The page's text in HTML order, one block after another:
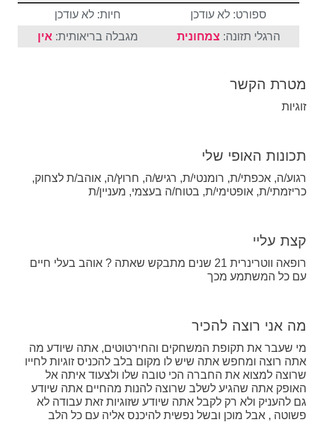
ספורט: לא עודכן
חיות: לא עודכן
הרגלי תזונה: צמחונית מגבלה בריאותית: אין
מטרת הקשר
זוגיות
תכונות האופי שלי
רגוע/ה, אכפתי/ת, רומנטי/ת, רגיש/ה, חרוץ/ה, אוהב/ת לצחוק,
כריזמתי/ת, אופטימי/ת, בטוח/ה בעצמי, מעניין/ת
קצת עליי
רופאה ווטרינרית 21 שנים מתבקש שאתה ? אוהב בעלי חיים
עם כל המשתמע מכך
מה אני רוצה להכיר
מי שעבר את תקופת המשחקים והחירטוטים, אתה שיודע מה
אתה רוצה ומחפש אתה שיש לו מקום בלב להכניס זוגיות לחייו
שרוצה למצוא את החברה הכי טובה שלו ולצעוד איתה אל
האופק אתה שהגיע לשלב שרוצה להנות מהחיים אתה שיודע
גם להעניק ולא רק לקבל אתה שיודע שזוגיות זאת עבודה לא
פשוטה , אבל מוכן ובשל נפשית להיכנס אליה עם כל הלב